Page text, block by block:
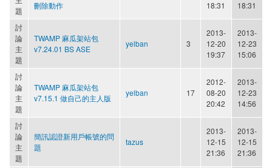
題
刪除動作 18:31 18:31
討
論
主
題
TWAMP 麻瓜架站包
v7.24.01 BS ASE
yelban 3
2013-
12-20
19:37
2013-
12-23
15:06
討
論
主
題
TWAMP 麻瓜架站包
v7.15.1 做自己的主人版
yelban 17
2012-
08-20
20:42
2013-
12-23
14:56
討
論
主
題
簡訊認證新用戶帳號的問
題
tazus
2013-
12-15
21:36
2013-
12-15
21:36